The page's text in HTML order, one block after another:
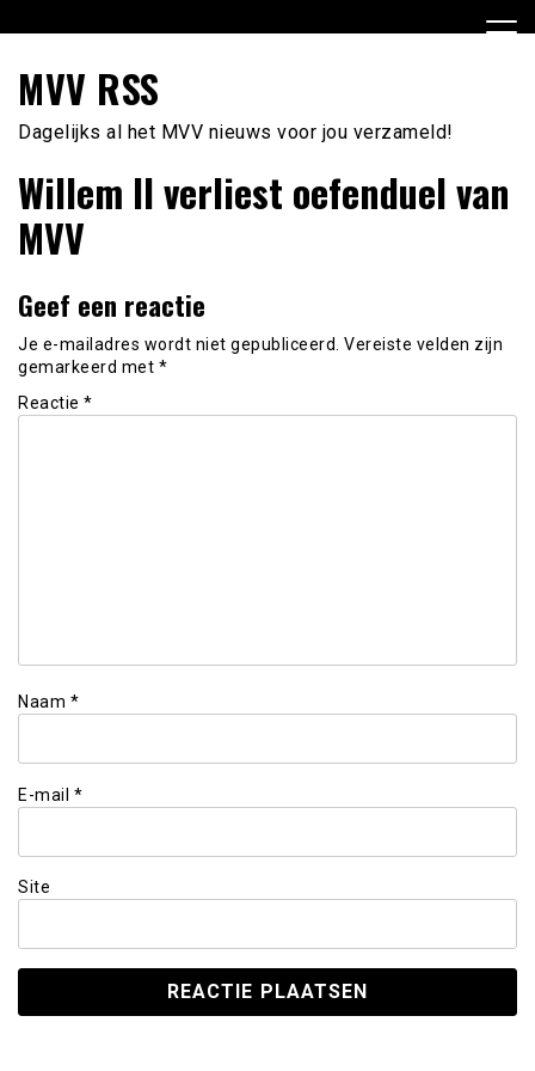
naar
inhoud
MVV RSS
Dagelijks al het MVV nieuws voor jou verzameld!
Willem II verliest oefenduel van
MVV
Geef een reactie
Je e-mailadres wordt niet gepubliceerd. Vereiste velden zijn
gemarkeerd met *
Reactie *
Naam *
E-mail *
Site